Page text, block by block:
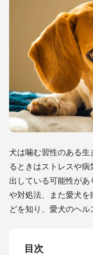
犬は噛む習性のある
るときはストレスや
出している可能性が
や対処法、また愛犬
どを知り、愛犬のヘル
目次